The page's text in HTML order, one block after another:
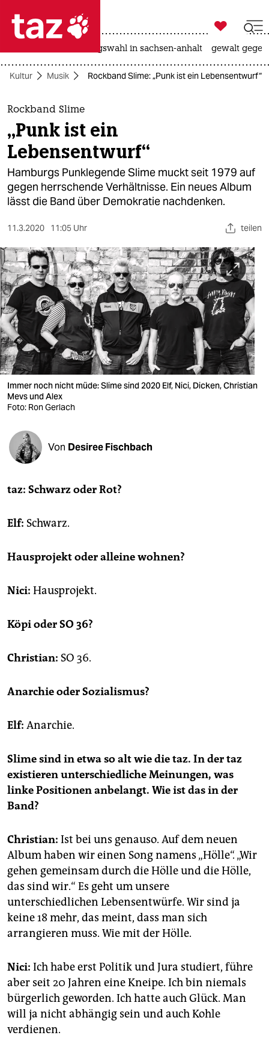
 taz zahl ich
taz zahl ich
themen
politik
öko
gesellschaft
sport
berlin
nord
wahrheit
verlag
verlag
veranstaltungen
fragen & hilfe
abo
genossenschaft

taz zahl ich
landtagswahl in sachsen-anhalt gewalt
Kultur Musik Rockband Slime: „Punk ist ein Lebensentwurf“
Rockband Slime
„Punk ist ein
Lebensentwurf“
Hamburgs Punklegende Slime muckt seit 1979 auf
gegen herrschende Verhältnisse. Ein neues Album
lässt die Band über Demokratie nachdenken.
11.3.2020 11:05 Uhr teilen
Immer noch nicht müde: Slime sind 2020 Elf, Nici, Dicken, Christian
Mevs und Alex
Foto: Ron Gerlach
Von Desiree Fischbach
taz: Schwarz oder Rot?
Elf: Schwarz.
Hausprojekt oder alleine wohnen?
Nici: Hausprojekt.
Köpi oder SO 36?
Christian: SO 36.
Anarchie oder Sozialismus?
Elf: Anarchie.
Slime sind in etwa so alt wie die taz. In der taz
existieren unterschiedliche Meinungen, was
linke Positionen anbelangt. Wie ist das in der
Band?
Christian: Ist bei uns genauso. Auf dem neuen
Album haben wir einen Song namens „Hölle“. „Wir
gehen gemeinsam durch die Hölle und die Hölle,
das sind wir.“ Es geht um unsere
unterschiedlichen Lebensentwürfe. Wir sind ja
keine 18 mehr, das meint, dass man sich
arrangieren muss. Wie mit der Hölle.
Nici: Ich habe erst Politik und Jura studiert, führe
aber seit 20 Jahren eine Kneipe. Ich bin niemals
bürgerlich geworden. Ich hatte auch Glück. Man
will ja nicht abhängig sein und auch Kohle
verdienen.